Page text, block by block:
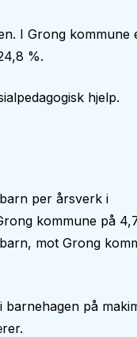
I Grong kommune
%.
hjelp.
per årsverk i
kommune på
mot Grong
på